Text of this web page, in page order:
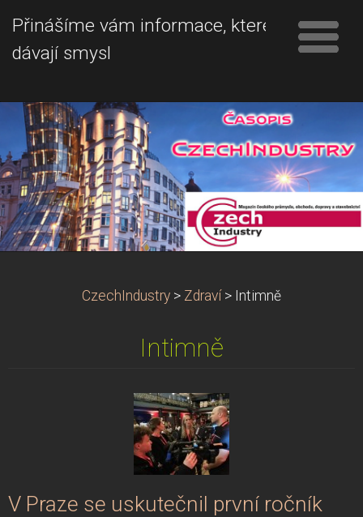
Přinášíme vám informace, které
dávají smysl
CzechIndustry > Zdraví > Intimně
Intimně
V Praze se uskutečnil první ročník